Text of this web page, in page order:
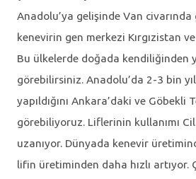
Anadolu’ya gelişinde Van
kenevirin gen merkezi Kırgızistan
Bu ülkelerde doğada kendiliğinden
görebilirsiniz. Anadolu’da 2-3 bin
yapıldığını Ankara’daki ve Göbekli
görebiliyoruz. Liflerinin kullanımı
uzanıyor. Dünyada kenevir
lifin üretiminden daha hızlı artıyor.